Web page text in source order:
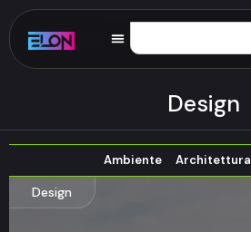
Design
Ambiente Architettura
Design